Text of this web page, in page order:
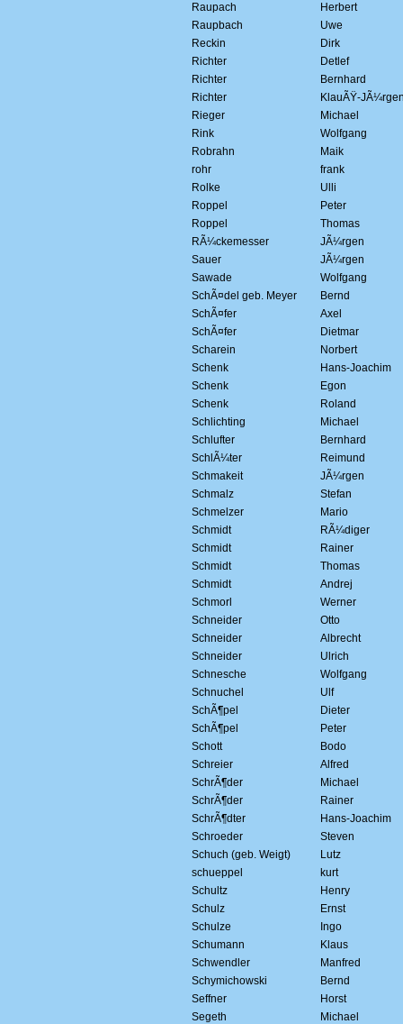
Raupach
Herbert
Raupbach
Uwe
Reckin
Dirk
Richter
Detlef
Richter
Bernhard
Richter
KlauÃŸ-
Rieger
Michael
Rink
Wolfgang
Robrahn
Maik
rohr
frank
Rolke
Ulli
Roppel
Peter
Roppel
Thomas
RÃ¼ckemesser
JÃ¼rgen
Sauer
JÃ¼rgen
Sawade
Wolfgang
SchÃ¤del geb. Meyer
Bernd
SchÃ¤fer
Axel
SchÃ¤fer
Dietmar
Scharein
Norbert
Schenk
Hans-Joachim
Schenk
Egon
Schenk
Roland
Schlichting
Michael
Schlufter
Bernhard
SchlÃ¼ter
Reimund
Schmakeit
JÃ¼rgen
Schmalz
Stefan
Schmelzer
Mario
Schmidt
RÃ¼diger
Schmidt
Rainer
Schmidt
Thomas
Schmidt
Andrej
Schmorl
Werner
Schneider
Otto
Schneider
Albrecht
Schneider
Ulrich
Schnesche
Wolfgang
Schnuchel
Ulf
SchÃ¶pel
Dieter
SchÃ¶pel
Peter
Schott
Bodo
Schreier
Alfred
SchrÃ¶der
Michael
SchrÃ¶der
Rainer
SchrÃ¶dter
Hans-Joachim
Schroeder
Steven
Schuch (geb. Weigt)
Lutz
schueppel
kurt
Schultz
Henry
Schulz
Ernst
Schulze
Ingo
Schumann
Klaus
Schwendler
Manfred
Schymichowski
Bernd
Seffner
Horst
Segeth
Michael